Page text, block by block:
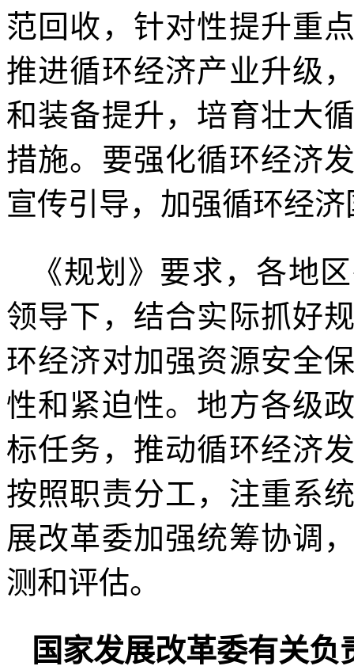
范回收，针对性提升重
推进循环经济产业升级
和装备提升，培育壮大
措施。要强化循环经济
宣传引导，加强循环经
《规划》要求，各地
领导下，结合实际抓好
环经济对加强资源安全
性和紧迫性。地方各级
标任务，推动循环经济
按照职责分工，注重系
展改革委加强统筹协调
测和评估。
国家发展改革委有关